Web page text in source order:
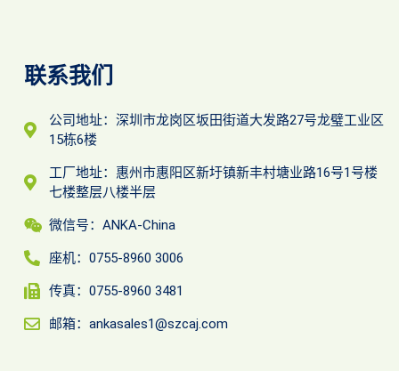
联系我们
公司地址：深圳市龙岗区坂田街道大发路27号龙璧工业区
15栋6楼
工厂地址：惠州市惠阳区新圩镇新丰村塘业路16号1号楼
七楼整层八楼半层
微信号：ANKA-China
座机：0755-8960 3006
传真：0755-8960 3481
邮箱：ankasales1@szcaj.com